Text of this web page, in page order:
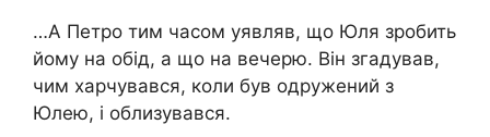
…А Петро тим часом уявляв, що Юля зробить
йому на обід, а що на вечерю. Він згадував,
чим харчувався, коли був одружений з
Юлею, і облизувався.